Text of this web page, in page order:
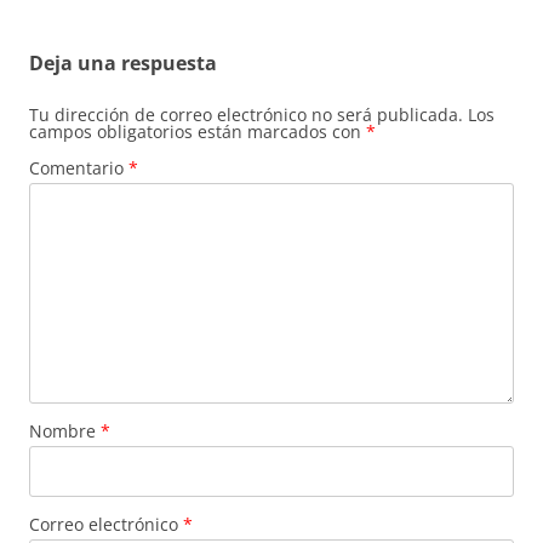
Deja una respuesta
Tu dirección de correo electrónico no será publicada. Los
campos obligatorios están marcados con *
Comentario *
Nombre *
Correo electrónico *